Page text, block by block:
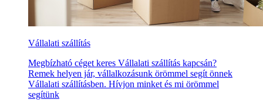
Vállalati szállítás
Megbízható céget keres Vállalati szállítás kapcsán?
Remek helyen jár, vállalkozásunk örömmel segít önnek
Vállalati szállításben. Hívjon minket és mi örömmel
segítünk